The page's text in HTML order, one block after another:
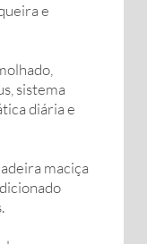
e
sistema
diária e
maciça